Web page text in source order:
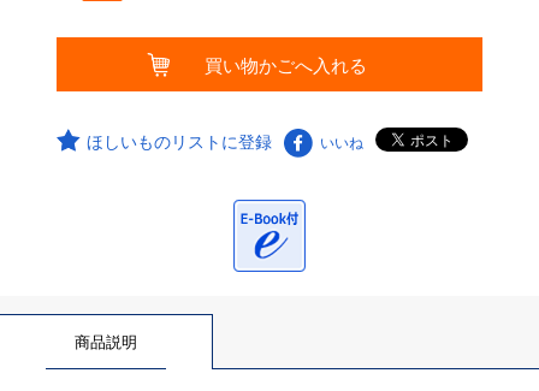
ほしいものリストに登録 いいね
商品説明